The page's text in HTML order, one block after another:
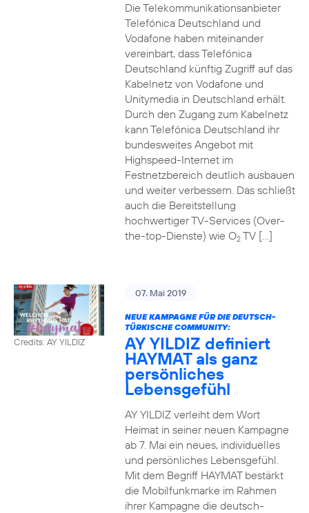
Die Telekommunikationsanbieter
Telefónica Deutschland und
Vodafone haben miteinander
vereinbart, dass Telefónica
Deutschland künftig Zugriff auf das
Kabelnetz von Vodafone und
Unitymedia in Deutschland erhält.
Durch den Zugang zum Kabelnetz
kann Telefónica Deutschland ihr
bundesweites Angebot mit
Highspeed-Internet im
Festnetzbereich deutlich ausbauen
und weiter verbessern. Das schließt
auch die Bereitstellung
hochwertiger TV-Services (Over-
the-top-Dienste) wie O2TV […]
Credits: AY YILDIZ
07. Mai 2019
NEUE KAMPAGNE FÜR DIE DEUTSCH-
TÜRKISCHE COMMUNITY:
AY YILDIZ definiert
HAYMAT als ganz
persönliches
Lebensgefühl
AY YILDIZ verleiht dem Wort
Heimat in seiner neuen Kampagne
ab 7. Mai ein neues, individuelles
und persönliches Lebensgefühl.
Mit dem Begriff HAYMAT bestärkt
die Mobilfunkmarke im Rahmen
ihrer Kampagne die deutsch-